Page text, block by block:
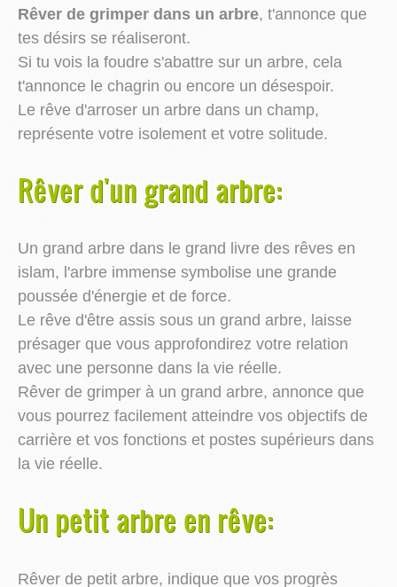
Rêver de grimper dans un arbre, t'annonce que
tes désirs se réaliseront.
Si tu vois la foudre s'abattre sur un arbre, cela
t'annonce le chagrin ou encore un désespoir.
Le rêve d'arroser un arbre dans un champ,
représente votre isolement et votre solitude.
Rêver d'un grand arbre:
Un grand arbre dans le grand livre des rêves en
islam, l'arbre immense symbolise une grande
poussée d'énergie et de force.
Le rêve d'être assis sous un grand arbre, laisse
présager que vous approfondirez votre relation
avec une personne dans la vie réelle.
Rêver de grimper à un grand arbre, annonce que
vous pourrez facilement atteindre vos objectifs de
carrière et vos fonctions et postes supérieurs dans
la vie réelle.
Un petit arbre en rêve:
Rêver de petit arbre, indique que vos progrès